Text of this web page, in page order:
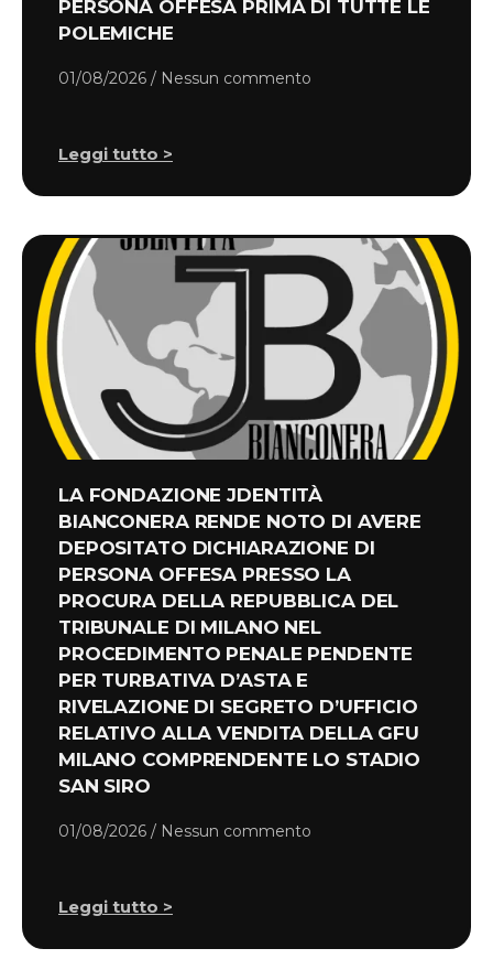
PERSONA OFFESA PRIMA DI TUTTE LE
POLEMICHE
01/08/2026 Nessun commento
Leggi tutto >
LA FONDAZIONE JDENTITÀ
BIANCONERA RENDE NOTO DI AVERE
DEPOSITATO DICHIARAZIONE DI
PERSONA OFFESA PRESSO LA
PROCURA DELLA REPUBBLICA DEL
TRIBUNALE DI MILANO NEL
PROCEDIMENTO PENALE PENDENTE
PER TURBATIVA D’ASTA E
RIVELAZIONE DI SEGRETO D’UFFICIO
RELATIVO ALLA VENDITA DELLA GFU
MILANO COMPRENDENTE LO STADIO
SAN SIRO
01/08/2026 Nessun commento
Leggi tutto >